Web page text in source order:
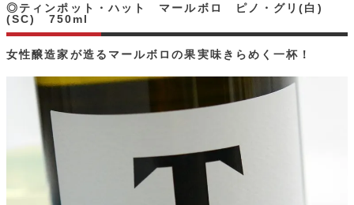
女性醸造家が造るマールボロの果実味きらめく一杯！
◎ティンポット・ハット マールボロ ピノ・グリ(白)
(SC) 750ml